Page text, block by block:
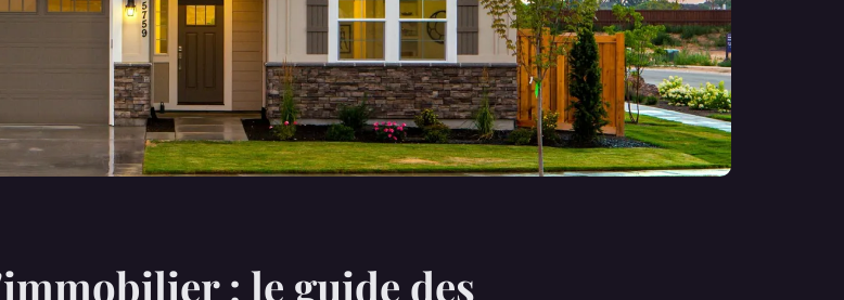
: le guide des